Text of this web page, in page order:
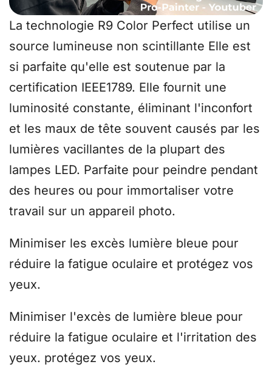
La technologie R9 Color Perfect utilise un
source lumineuse non scintillante Elle est
si parfaite qu'elle est soutenue par la
certification IEEE1789. Elle fournit une
luminosité constante, éliminant l'inconfort
et les maux de tête souvent causés par les
lumières vacillantes de la plupart des
lampes LED. Parfaite pour peindre pendant
des heures ou pour immortaliser votre
travail sur un appareil photo.
Minimiser les excès lumière bleue pour
réduire la fatigue oculaire et protégez vos
yeux.
Minimiser l'excès de lumière bleue pour
réduire la fatigue oculaire et l'irritation des
yeux. protégez vos yeux.